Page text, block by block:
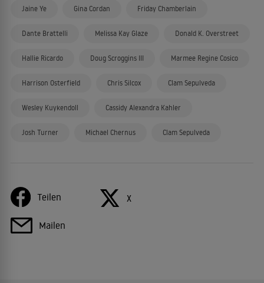
Jaine Ye Gina Cordan Friday Chamberlain
Dante Brattelli Melissa Kay Glaze Donald K. Overstreet
Hallie Ricardo Doug Scroggins III Marmee Regine Cosico
Harrison Osterfield Chris Silcox Clam Sepulveda
Wesley Kuykendoll Cassidy Alexandra Kahler
Josh Turner Michael Chernus Clam Sepulveda
Teilen X
Mailen